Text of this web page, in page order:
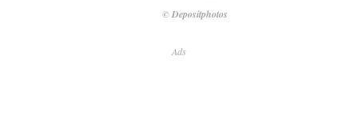
© Depositphotos
Ads